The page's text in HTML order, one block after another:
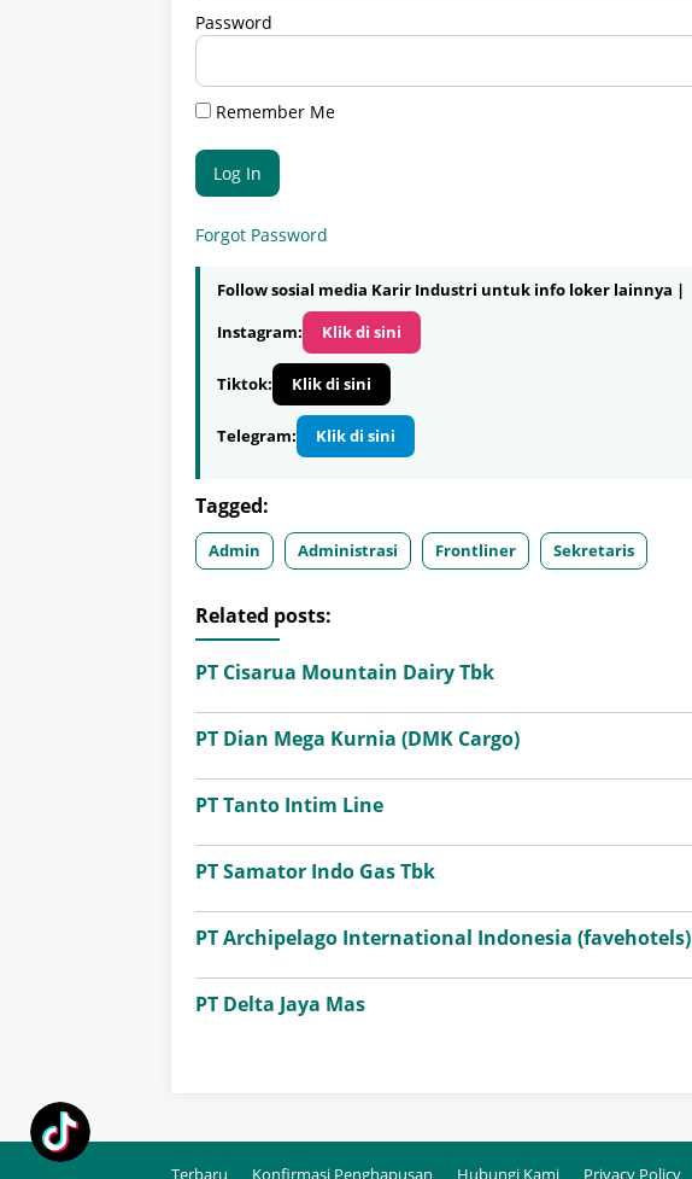
Password
Remember Me
Forgot Password
Follow sosial media Karir Industri untuk info loker lainnya |
Instagram:
Klik di sini
Tiktok: Klik di sini
Telegram: Klik di sini
Tagged:
Admin Administrasi Frontliner Sekretaris
Related posts:
PT Cisarua Mountain Dairy Tbk
PT Dian Mega Kurnia (DMK Cargo)
PT Tanto Intim Line
PT Samator Indo Gas Tbk
PT Archipelago International Indonesia (favehotels)
PT Delta Jaya Mas
Terbaru Konfirmasi Penghapusan Hubungi Kami Privacy Policy